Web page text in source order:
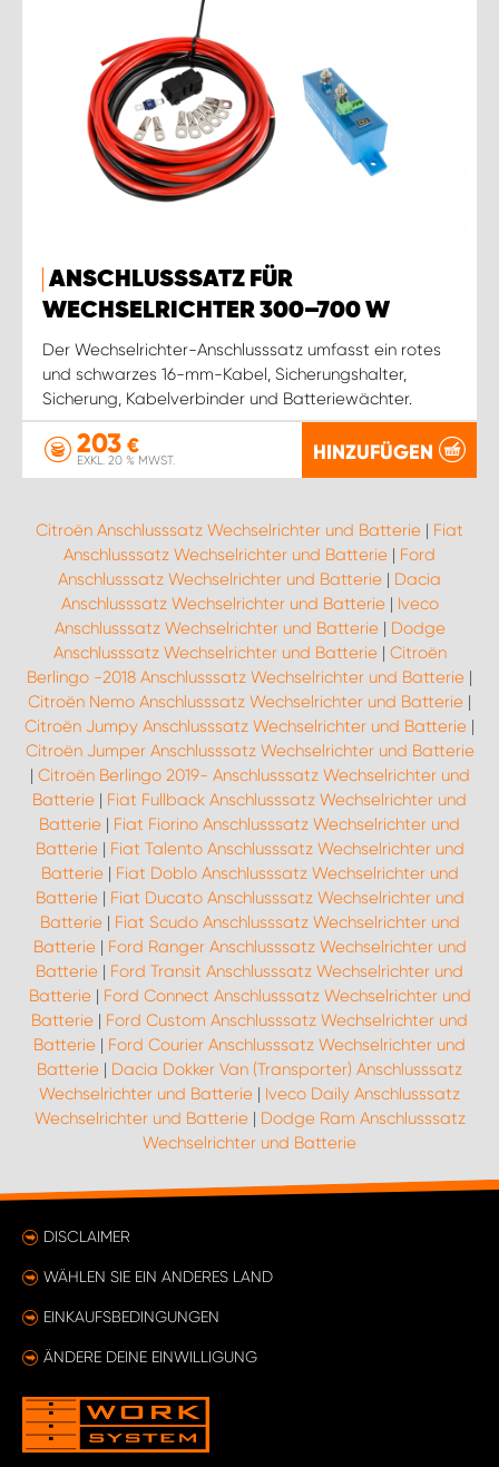
ANSCHLUSSSATZ FÜR
WECHSELRICHTER 300–700 W
Der Wechselrichter-Anschlusssatz umfasst ein rotes
und schwarzes 16-mm-Kabel, Sicherungshalter,
Sicherung, Kabelverbinder und Batteriewächter.
203 €
EXKL. 20 % MWST. HINZUFÜGEN
Citroën Anschlusssatz Wechselrichter und Batterie | Fiat
Anschlusssatz Wechselrichter und Batterie | Ford
Anschlusssatz Wechselrichter und Batterie | Dacia
Anschlusssatz Wechselrichter und Batterie| Iveco
Anschlusssatz Wechselrichter und Batterie| Dodge
Anschlusssatz Wechselrichter und Batterie| Citroën
Berlingo -2018 Anschlusssatz Wechselrichter und Batterie |
Citroën Nemo Anschlusssatz Wechselrichter und Batterie |
Citroën Jumpy Anschlusssatz Wechselrichter und Batterie |
Citroën Jumper Anschlusssatz Wechselrichter und Batterie
| Citroën Berlingo 2019- Anschlusssatz Wechselrichter und
Batterie | Fiat Fullback Anschlusssatz Wechselrichter und
Batterie | Fiat Fiorino Anschlusssatz Wechselrichter und
Batterie| Fiat Talento Anschlusssatz Wechselrichter und
Batterie| Fiat Doblo Anschlusssatz Wechselrichter und
Batterie| Fiat Ducato Anschlusssatz Wechselrichter und
Batterie| Fiat Scudo Anschlusssatz Wechselrichter und
Batterie| Ford Ranger Anschlusssatz Wechselrichter und
Batterie | Ford Transit Anschlusssatz Wechselrichter und
Batterie| Ford Connect Anschlusssatz Wechselrichter und
Batterie | Ford Custom Anschlusssatz Wechselrichter und
Batterie | Ford Courier Anschlusssatz Wechselrichter und
Batterie | Dacia Dokker Van (Transporter) Anschlusssatz
Wechselrichter und Batterie | Iveco Daily Anschlusssatz
Wechselrichter und Batterie| Dodge Ram Anschlusssatz
Wechselrichter und Batterie
DISCLAIMER
WÄHLEN SIE EIN ANDERES LAND
EINKAUFSBEDINGUNGEN
ÄNDERE DEINE EINWILLIGUNG